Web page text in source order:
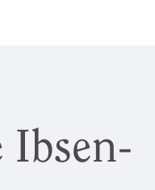
Ibsen-